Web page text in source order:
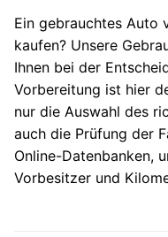
Ein gebrauchtes Auto
kaufen? Unsere
Ihnen bei der
Vorbereitung ist hier
nur die Auswahl des
auch die Prüfung der
Online-Datenbanken,
Vorbesitzer und